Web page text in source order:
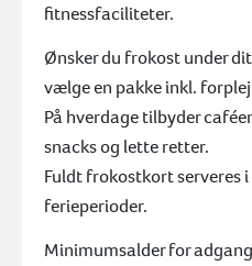
fitnessfaciliteter.
Ønsker du frokost under
vælge en pakke inkl.
På hverdage tilbyder
snacks og lette retter.
Fuldt frokostkort serveres i
ferieperioder.
Minimumsalder for